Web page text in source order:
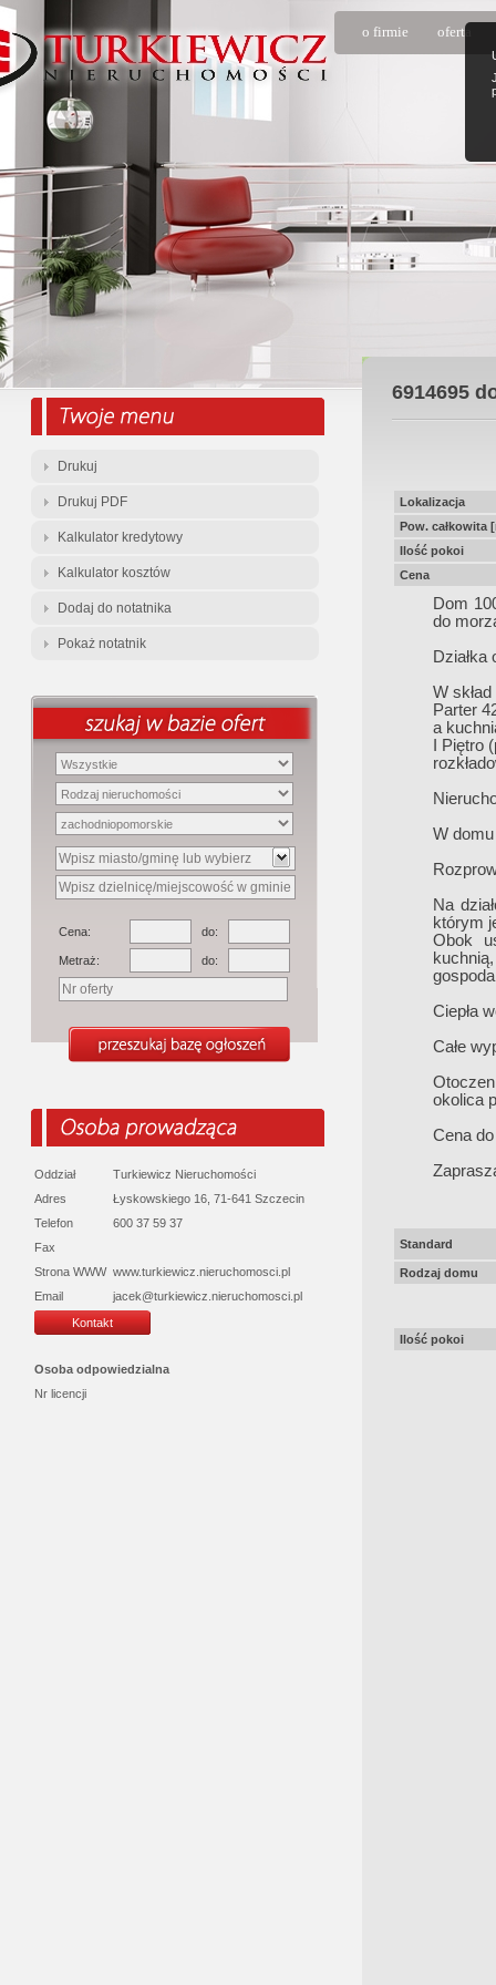
o firmie oferta
Drukuj
Drukuj PDF
Kalkulator kredytowy
Kalkulator kosztów
Dodaj do notatnika
Pokaż notatnik
Cena: do:
Metraż: do:
Oddział
Turkiewicz Nieruchomości
Adres
Łyskowskiego 16, 71-641 Szczecin
Telefon
600 37 59 37
Fax
Strona WWW www.turkiewicz.nieruchomosci.pl
Email
jacek@turkiewicz.nieruchomosci.pl
Kontakt
Osoba odpowiedzialna
Nr licencji
6914695
Lokalizacja
Pow. całkowita
Ilość pokoi
Cena
Dom
do
Działka
W
Parter
a
I Piętro
W
Na
którym
Obok
Ciepła
Całe
okolica
Cena
Standard
Rodzaj domu
Ilość pokoi